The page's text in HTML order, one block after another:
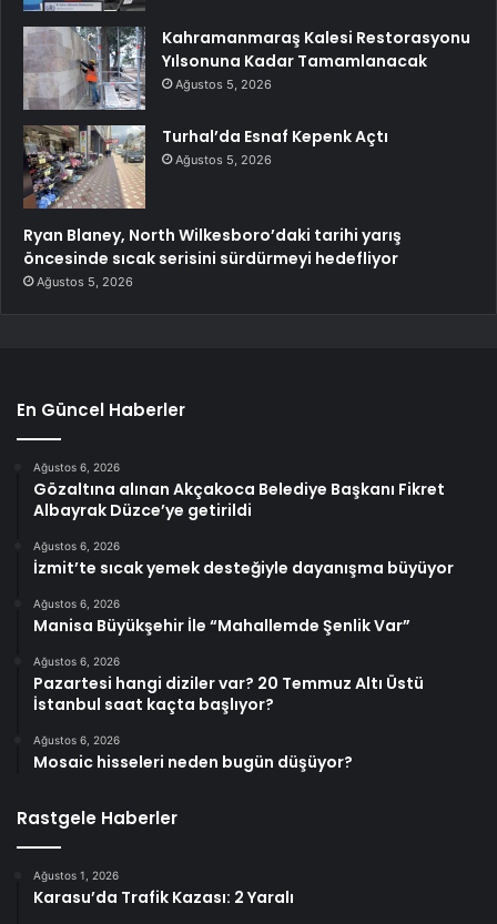
Kahramanmaraş Kalesi Restorasyonu
Yılsonuna Kadar Tamamlanacak
Ağustos 5, 2026
Turhal’da Esnaf Kepenk Açtı
Ağustos 5, 2026
Ryan Blaney, North Wilkesboro’daki tarihi yarış
öncesinde sıcak serisini sürdürmeyi hedefliyor
Ağustos 5, 2026
En Güncel Haberler
Ağustos 6, 2026
Gözaltına alınan Akçakoca Belediye Başkanı Fikret
Albayrak Düzce’ye getirildi
Ağustos 6, 2026
İzmit’te sıcak yemek desteğiyle dayanışma büyüyor
Ağustos 6, 2026
Manisa Büyükşehir İle “Mahallemde Şenlik Var”
Ağustos 6, 2026
Pazartesi hangi diziler var? 20 Temmuz Altı Üstü
İstanbul saat kaçta başlıyor?
Ağustos 6, 2026
Mosaic hisseleri neden bugün düşüyor?
Rastgele Haberler
Ağustos 1, 2026
Karasu’da Trafik Kazası: 2 Yaralı